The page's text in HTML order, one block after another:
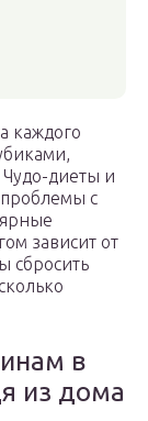
каждого
диеты и
с
зависит от
сбросить
в
из дома